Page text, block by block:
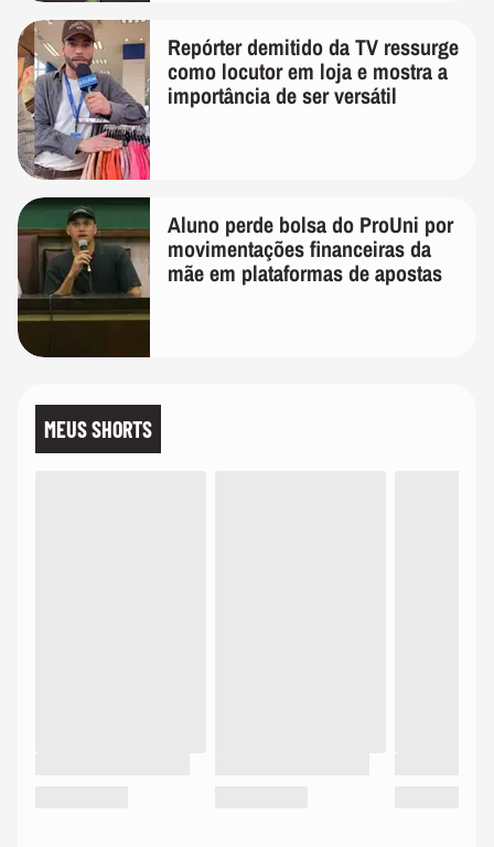
Repórter demitido da TV ressurge
como locutor em loja e mostra a
importância de ser versátil
Aluno perde bolsa do ProUni por
movimentações financeiras da
mãe em plataformas de apostas
MEUS SHORTS